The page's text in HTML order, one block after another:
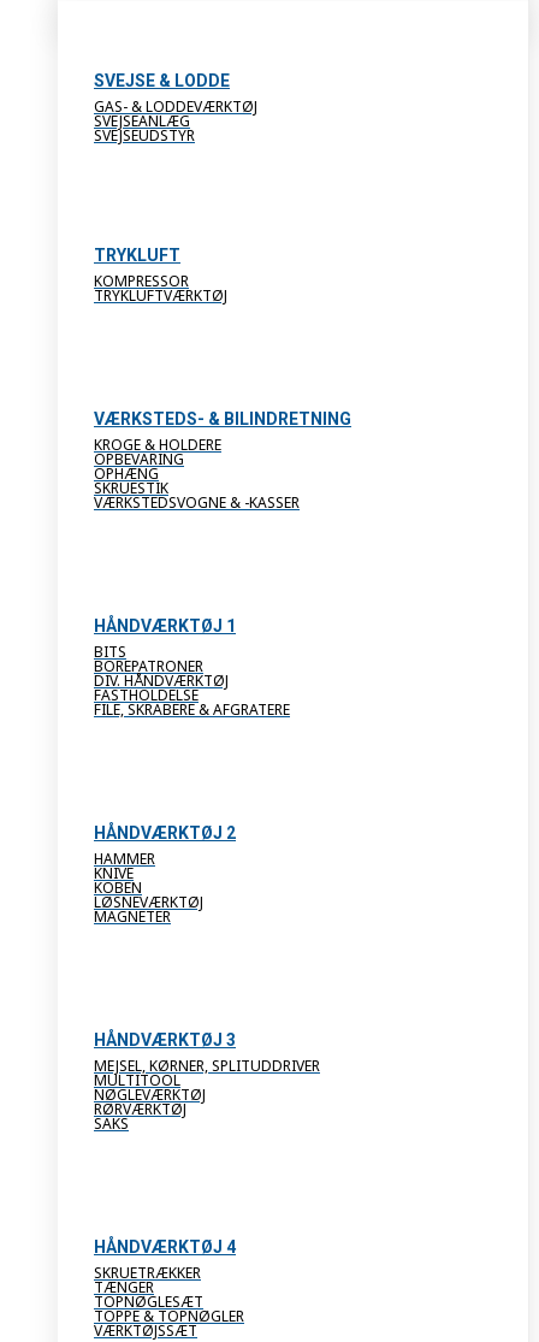
SVEJSE & LODDE
GAS- & LODDEVÆRKTØJ
SVEJSEANLÆG
SVEJSEUDSTYR
TRYKLUFT
KOMPRESSOR
TRYKLUFTVÆRKTØJ
VÆRKSTEDS- & BILINDRETNING
KROGE & HOLDERE
OPBEVARING
OPHÆNG
SKRUESTIK
VÆRKSTEDSVOGNE & -KASSER
HÅNDVÆRKTØJ 1
BITS
BOREPATRONER
DIV. HÅNDVÆRKTØJ
FASTHOLDELSE
FILE, SKRABERE & AFGRATERE
HÅNDVÆRKTØJ 2
HAMMER
KNIVE
KOBEN
LØSNEVÆRKTØJ
MAGNETER
HÅNDVÆRKTØJ 3
MEJSEL, KØRNER, SPLITUDDRIVER
MULTITOOL
NØGLEVÆRKTØJ
RØRVÆRKTØJ
SAKS
HÅNDVÆRKTØJ 4
SKRUETRÆKKER
TÆNGER
TOPNØGLESÆT
TOPPE & TOPNØGLER
VÆRKTØJSSÆT